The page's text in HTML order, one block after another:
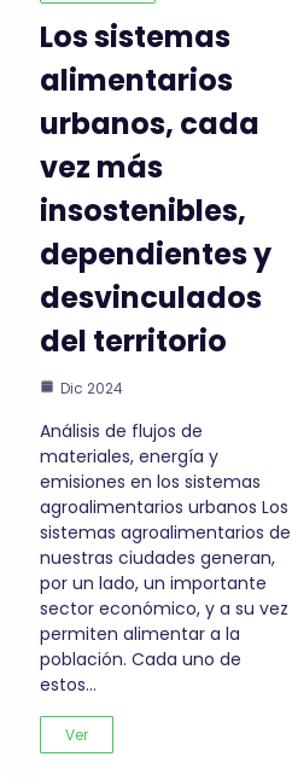
Los sistemas
alimentarios
urbanos, cada
vez más
insostenibles,
dependientes y
desvinculados
del territorio
Dic 2024
Análisis de flujos de
materiales, energía y
emisiones en los sistemas
agroalimentarios urbanos Los
sistemas agroalimentarios de
nuestras ciudades generan,
por un lado, un importante
sector económico, y a su vez
permiten alimentar a la
población. Cada uno de
estos…
Ver